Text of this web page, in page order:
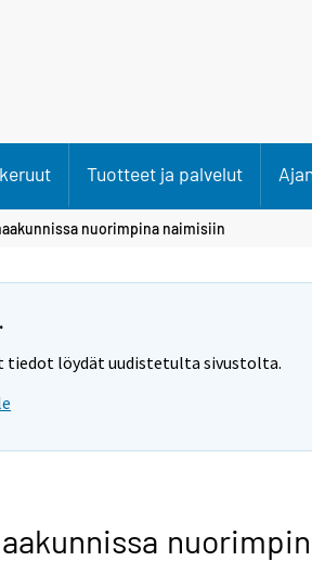
Tuotteet ja palvelut
nuorimpina naimisiin
tiedot löydät uudistetulta sivustolta.